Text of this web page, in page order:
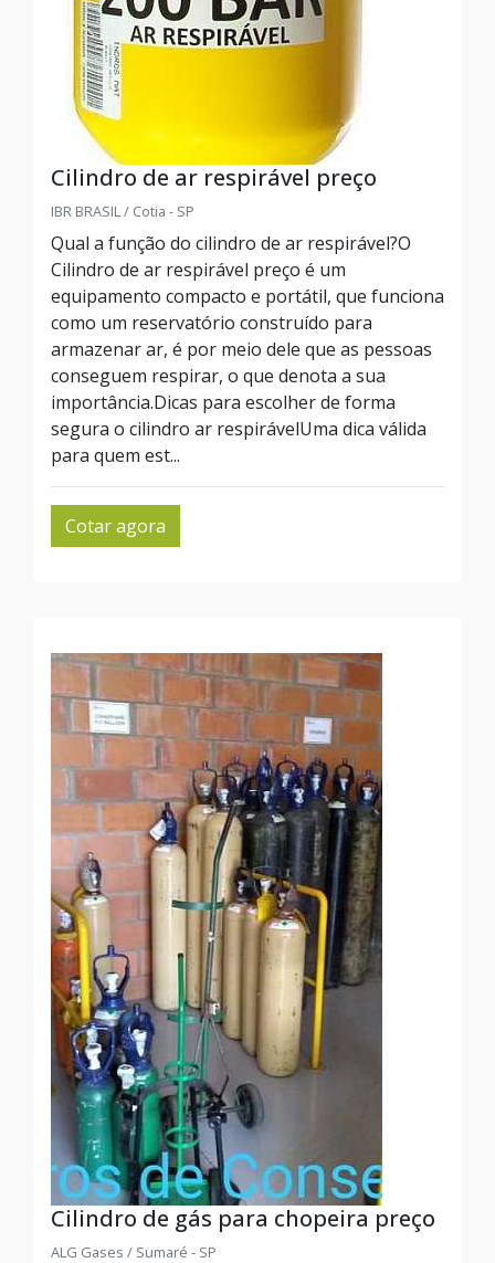
Cilindro de ar respirável preço
IBR BRASIL / Cotia - SP
Qual a função do cilindro de ar respirável?O
Cilindro de ar respirável preço é um
equipamento compacto e portátil, que funciona
como um reservatório construído para
armazenar ar, é por meio dele que as pessoas
conseguem respirar, o que denota a sua
importância.Dicas para escolher de forma
segura o cilindro ar respirávelUma dica válida
para quem est...
Cotar agora
Cilindro de gás para chopeira preço
ALG Gases / Sumaré - SP